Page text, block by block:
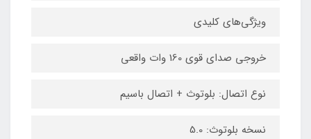
ویژگی‌های کلیدی
خروجی صدای قوی 160 وات واقعی
نوع اتصال: بلوتوث + اتصال باسیم
نسخه بلوتوث: 5.0